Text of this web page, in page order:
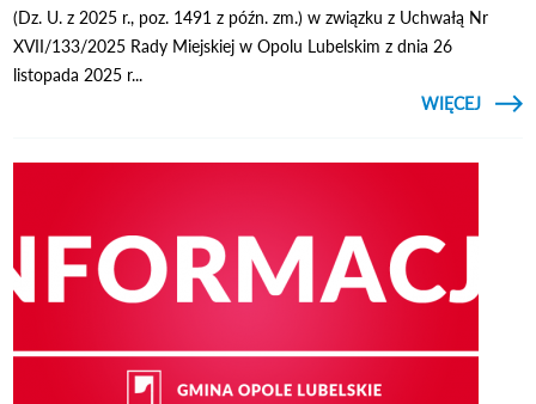
(Dz. U. z 2025 r., poz. 1491 z późn. zm.) w związku z Uchwałą Nr
XVII/133/2025 Rady Miejskiej w Opolu Lubelskim z dnia 26
listopada 2025 r...
CZYTAJ
WIĘCEJ